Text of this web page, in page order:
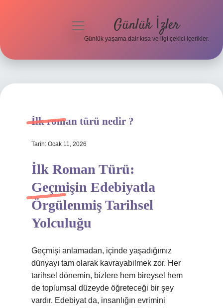
Hakkımızda
menüyü
Günlük İzler
Günlük yaşama dair kısa ve ilgi çekici içerikler.
İlk roman türü nedir ?
Tarih: Ocak 11, 2026
İlk Roman Türü:
Geçmişin Edebiyatla
Örgülenmiş Tarihsel
Yolculuğu
Geçmişi anlamadan, içinde yaşadığımız
dünyayı tam olarak kavrayabilmek zor. Her
tarihsel dönemin, bizlere hem bireysel hem
de toplumsal düzeyde öğreteceği bir şey
vardır. Edebiyat da, insanlığın evrimini